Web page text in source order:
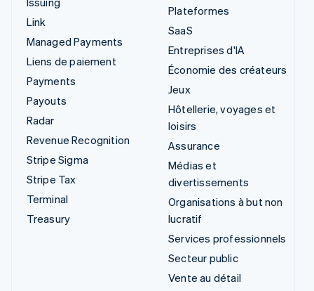
Link
Managed Payments
Liens de paiement
Payments
Payouts
Radar
Revenue Recognition
Stripe Sigma
Stripe Tax
Terminal
Treasury
Plateformes
SaaS
Entreprises d'IA
Économie des créateurs
Jeux
Hôtellerie, voyages et
loisirs
Assurance
Médias et
divertissements
Organisations à but non
lucratif
Services professionnels
Secteur public
Vente au détail